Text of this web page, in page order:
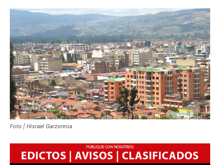
Foto | Hisrael Garzonroa